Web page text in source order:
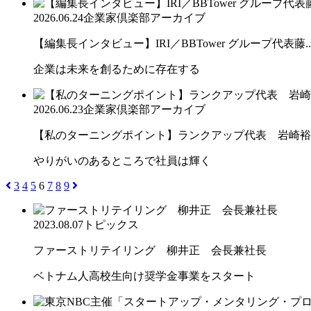
2026.06.24企業家倶楽部アーカイブ
【編集長インタビュー】IRI／BBTower グループ代表藤
企業は未来を創るために存在する
2026.06.23企業家倶楽部アーカイブ
【私のターニングポイント】ランクアップ代表 岩崎
やりがいのあるところで社員は輝く
3 4 5 6 7 8 9
2023.08.07 トピックス
ファーストリテイリング 柳井正 会長兼社長
ベトナム人高校生向け奨学金事業をスタート